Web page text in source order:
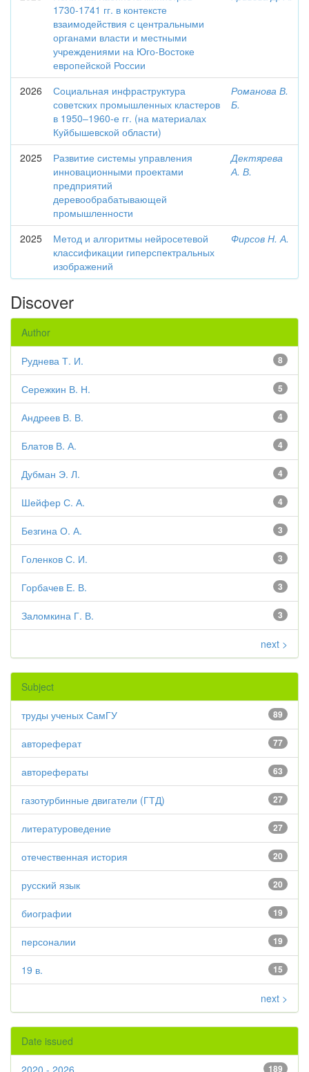
1730-1741 гг. в контексте
взаимодействия с центральными
органами власти и местными
учреждениями на Юго-Востоке
европейской России
2026
Социальная инфраструктура
советских промышленных кластеров
в 1950‒1960-е гг. (на материалах
Куйбышевской области)
Романова В.
Б.
2025
Развитие системы управления
инновационными проектами
предприятий
деревообрабатывающей
промышленности
Дектярева
А. В.
2025
Метод и алгоритмы нейросетевой
классификации гиперспектральных
изображений
Фирсов Н. А.
Discover
Author
8
Руднева Т. И.
5
Сережкин В. Н.
4
Андреев В. В.
4
Блатов В. А.
4
Дубман Э. Л.
4
Шейфер С. А.
3
Безгина О. А.
3
Голенков С. И.
3
Горбачев Е. В.
3
Заломкина Г. В.
next >
Subject
89
труды ученых СамГУ
77
автореферат
63
авторефераты
27
газотурбинные двигатели (ГТД)
27
литературоведение
20
отечественная история
20
русский язык
19
биографии
19
персоналии
15
19 в.
next >
Date issued
189
2020 - 2026